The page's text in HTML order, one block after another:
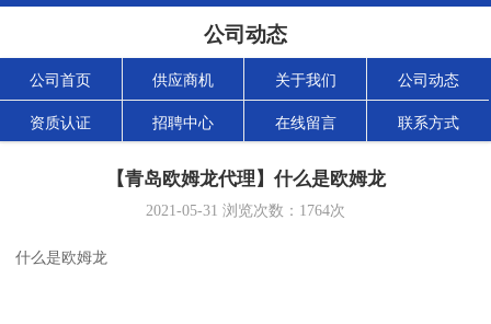
公司动态
公司首页 供应商机 关于我们 公司动态
资质认证 招聘中心 在线留言 联系方式
【青岛欧姆龙代理】什么是欧姆龙
2021-05-31 浏览次数： 1764次
什么是欧姆龙